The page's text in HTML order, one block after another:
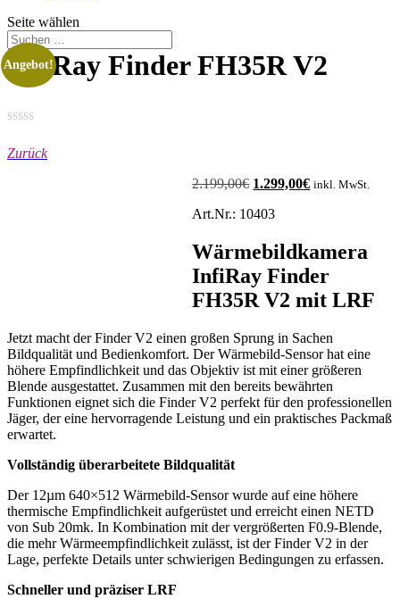
Seite wählen
InfiRay Finder FH35R V2
Zurück
Angebot!
2.199,00€ Ursprünglicher
war:
1.299,00€ Aktueller
inkl. MwSt.
Art.Nr.: 10403
Wärmebildkamera
InfiRay Finder
FH35R V2 mit LRF
Jetzt macht der Finder V2 einen großen Sprung in Sachen
Bildqualität und Bedienkomfort. Der Wärmebild-Sensor hat eine
höhere Empfindlichkeit und das Objektiv ist mit einer größeren
Blende ausgestattet. Zusammen mit den bereits bewährten
Funktionen eignet sich die Finder V2 perfekt für den professionellen
Jäger, der eine hervorragende Leistung und ein praktisches Packmaß
erwartet.
Vollständig überarbeitete Bildqualität
Der 12µm 640×512 Wärmebild-Sensor wurde auf eine höhere
thermische Empfindlichkeit aufgerüstet und erreicht einen NETD
von Sub 20mk. In Kombination mit der vergrößerten F0.9-Blende,
die mehr Wärmeempfindlichkeit zulässt, ist der Finder V2 in der
Lage, perfekte Details unter schwierigen Bedingungen zu erfassen.
Schneller und präziser LRF